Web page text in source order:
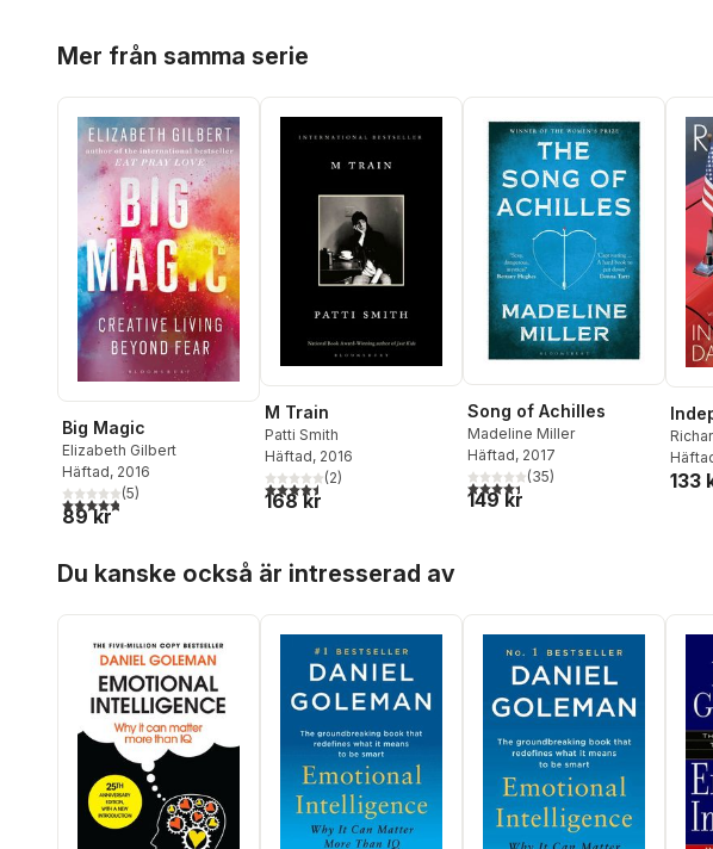
Mer från samma serie
Big Magic
Elizabeth Gilbert
Häftad, 2016
4,8utav 5 stjärnor. Totalt antal röster:
(5)
89 kr
M Train
Patti Smith
Häftad, 2016
4,5utav 5 stjärnor. Totalt antal röster:
(2)
168 kr
Song of Achilles
Madeline Miller
Häftad, 2017
4,4utav 5 stjärnor. Totalt antal
(35)
149 kr
133
Du kanske också är intresserad av